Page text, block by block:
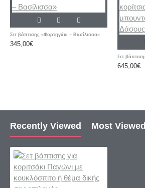
Σετ βάπτισης «Φορτηγάκι – Βασίλισσα»
345,00€
645,00€
Recently Viewed Most Viewed